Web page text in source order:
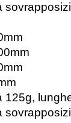
125g,